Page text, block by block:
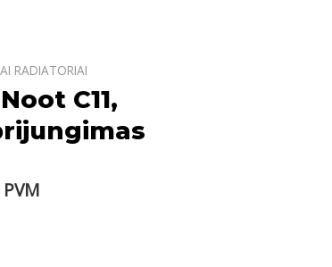
RADIATORIAI
C11,
900x2400 šoninis prijungimas